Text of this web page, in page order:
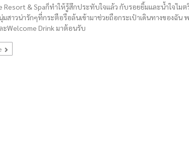
Resort & Spaก็ทำให้รู้สึกประทับใจแล้ว กับรอยยิ้มและน้ำใจไมต
สาวน่ารักๆที่กระตือรือล้นเข้ามาช่วยถือกระเป๋าเดินทางของฉัน
ะWelcome Drink มาต้อนรับ